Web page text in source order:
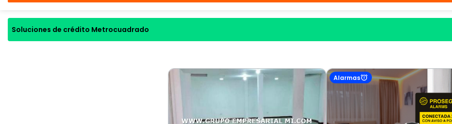
Soluciones de crédito Metrocuadrado
Alarmas